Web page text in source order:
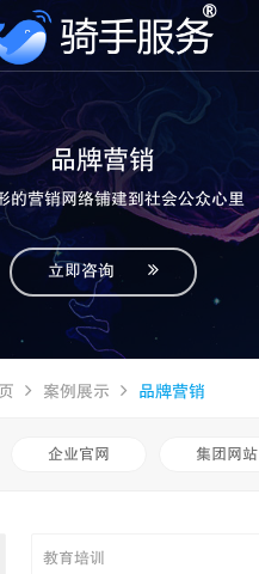
品牌营销
的营销网络铺建到社会公众心里
立即咨询
案例展示 品牌营销
企业官网 集团网站